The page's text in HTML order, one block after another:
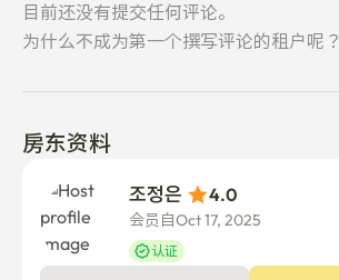
目前还没有提交任何评论。
为什么不成为第一个撰写评论的租户呢？
房东资料
4.0
会员自Oct 17, 2025
认证